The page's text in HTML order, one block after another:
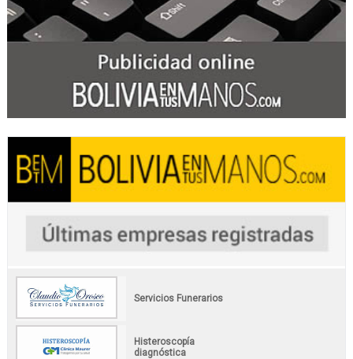
Servicios Funerarios
Histeroscopía
diagnóstica